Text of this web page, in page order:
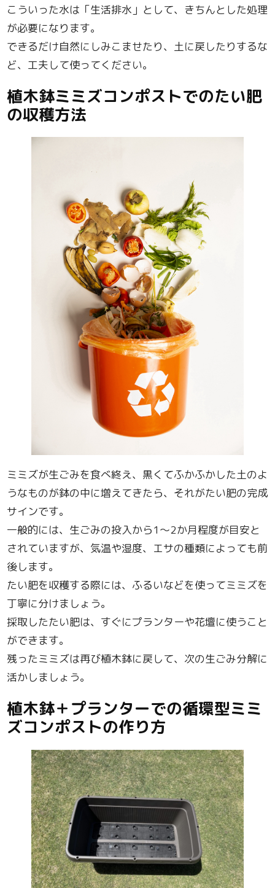
こういった水は「生活排水」として、きちんとした処理
が必要になります。
できるだけ自然にしみこませたり、土に戻したりするな
ど、工夫して使ってください。
植木鉢ミミズコンポストでのたい肥
の収穫方法
ミミズが生ごみを食べ終え、黒くてふかふかした土のよ
うなものが鉢の中に増えてきたら、それがたい肥の完成
サインです。
一般的には、生ごみの投入から1〜2か月程度が目安と
されていますが、気温や湿度、エサの種類によっても前
後します。
たい肥を収穫する際には、ふるいなどを使ってミミズを
丁寧に分けましょう。
採取したたい肥は、すぐにプランターや花壇に使うこと
ができます。
残ったミミズは再び植木鉢に戻して、次の生ごみ分解に
活かしましょう。
植木鉢＋プランターでの循環型ミミ
ズコンポストの作り方